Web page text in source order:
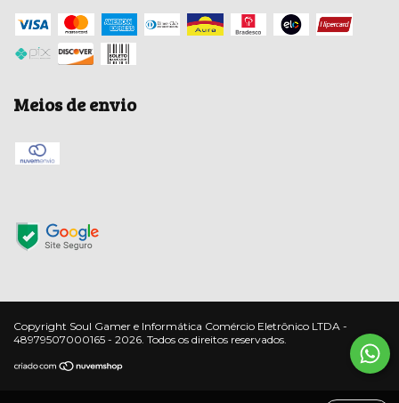
Meios de envio
Copyright Soul Gamer e Informática Comércio Eletrônico LTDA -
48979507000165 - 2026. Todos os direitos reservados.